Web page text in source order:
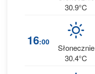
30.9°C
16:00
Słonecznie
30.4°C